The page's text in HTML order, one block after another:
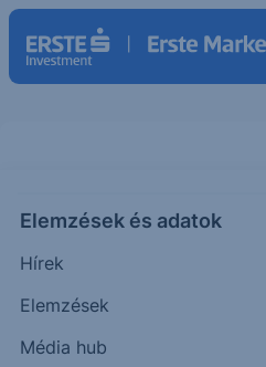
Elemzések és adatok
Hírek
Elemzések
Média hub
EVER(USA)
EverQuote Ord
23.82
Időpont: 26.08.06. 22:01